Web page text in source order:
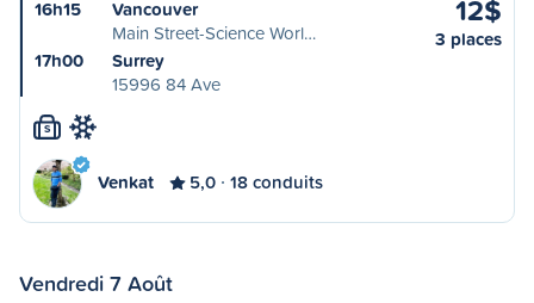
16h15
Vancouver
Main Street-Science Worl…
17h00
Surrey
15996 84 Ave
12$
3 places
S
Venkat 5,0 18 conduits
Vendredi 7 Août